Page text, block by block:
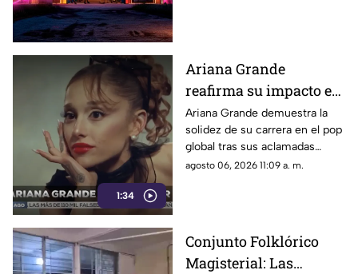
1:34
Ariana Grande
reafirma su impacto en
el pop global pese a las
críticas y su
alejamiento de los
escenarios
Ariana Grande demuestra la
solidez de su carrera en el pop
global tras sus aclamadas
nominaciones por Wicked y
agosto 06, 2026 11:09 a. m.
Conjunto Folklórico
Magisterial: Las